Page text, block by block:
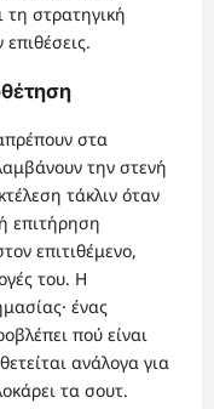
τη στρατηγική
στα
την στενή
τάκλιν όταν
επιτήρηση
επιτιθέμενο,
του. Η
ένας
πού είναι
ανάλογα για
τα σουτ.